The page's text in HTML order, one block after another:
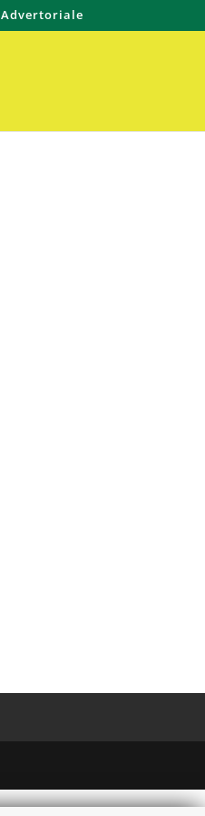
Advertoriale